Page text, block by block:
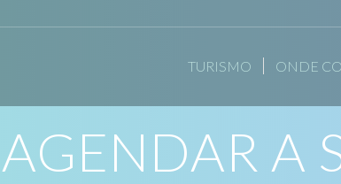
TURISMO ONDE
A